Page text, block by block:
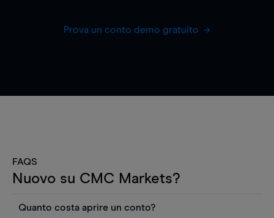
Prova un conto demo gratuito
FAQS
Nuovo su CMC Markets?
Quanto costa aprire un conto?